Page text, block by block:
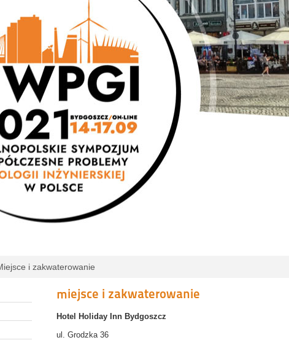
i zakwaterowanie
miejsce i zakwaterowanie
Hotel Holiday Inn Bydgoszcz
ul. Grodzka 36